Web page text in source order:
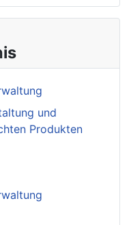
und
Produkten